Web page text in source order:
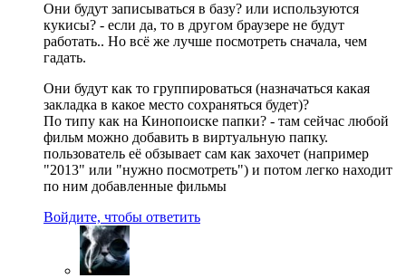
Они будут записываться в базу? или используются
кукисы? - если да, то в другом браузере не будут
работать.. Но всё же лучше посмотреть сначала, чем
гадать.
Они будут как то группироваться (назначаться какая
закладка в какое место сохраняться будет)?
По типу как на Кинопоиске папки? - там сейчас любой
фильм можно добавить в виртуальную папку.
пользователь её обзывает сам как захочет (например
"2013" или "нужно посмотреть") и потом легко находит
по ним добавленные фильмы
Войдите, чтобы ответить